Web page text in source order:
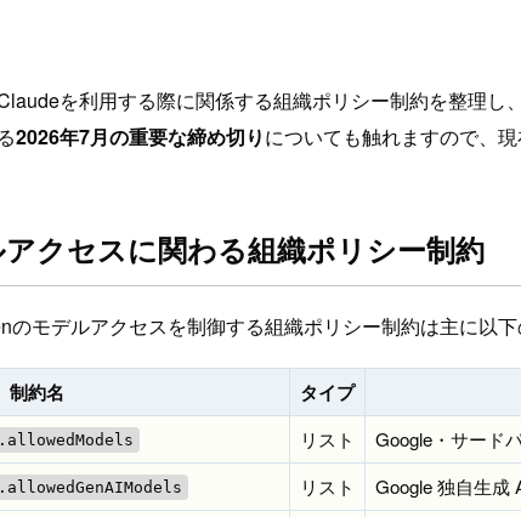
を利用する際に関係する組織ポリシー制約を整理
2026年7月の重要な締め切りについても触れますので、
クセスに関わる組織ポリシー制約
のモデルアクセスを制御する組織ポリシー制約は主に以下
制約名 タイプ
リスト Google・サード
リスト Google 独自生成